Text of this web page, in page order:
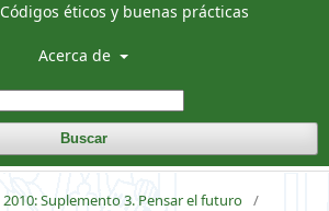
Códigos éticos y buenas prácticas
Acerca de
Buscar
2010: Suplemento 3. Pensar el futuro /